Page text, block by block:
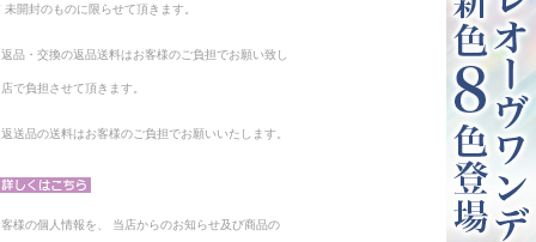
開封のものに限らせて頂きます。
品・交換の返品送料はお客様のご負担でお願い致し
で負担させて頂きます。
送品の送料はお客様のご負担でお願いいたします。
様の個人情報を、 当店からのお知らせ及び商品の